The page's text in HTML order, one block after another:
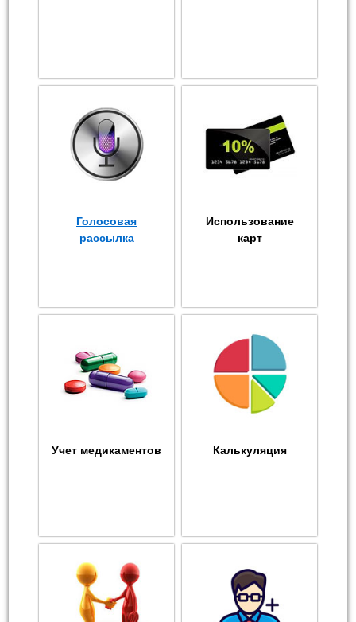
Голосовая
рассылка
Использование
карт
Учет медикаментов Калькуляция